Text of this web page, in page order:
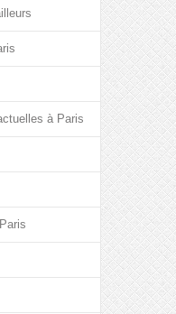
à Paris